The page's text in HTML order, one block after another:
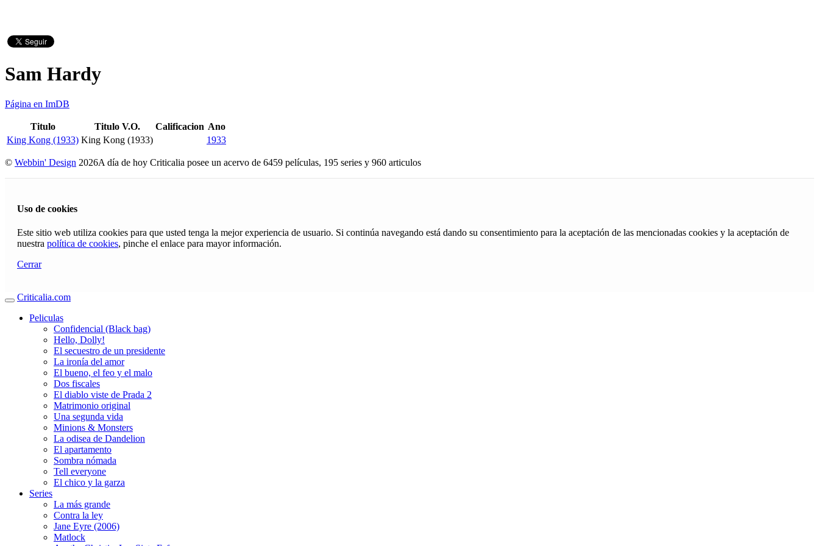
Sam Hardy
Página en ImDB
Titulo Titulo V.O. Calificacion Ano
King Kong (1933) King Kong (1933) 1933
© Webbin' Design 2026A día de hoy Criticalia posee un acervo de 6459 películas, 195 series y 960 articulos
Uso de cookies
Este sitio web utiliza cookies para que usted tenga la mejor experiencia de usuario. Si continúa navegando está dando su consentimiento para la aceptación de las mencionadas cookies y la aceptación de
nuestra política de cookies, pinche el enlace para mayor información.
Cerrar
Criticalia.com
Peliculas
Confidencial (Black bag)
Hello, Dolly!
El secuestro de un presidente
La ironía del amor
El bueno, el feo y el malo
Dos fiscales
El diablo viste de Prada 2
Matrimonio original
Una segunda vida
Minions & Monsters
La odisea de Dandelion
El apartamento
Sombra nómada
Tell everyone
El chico y la garza
Series
La más grande
Contra la ley
Jane Eyre (2006)
Matlock